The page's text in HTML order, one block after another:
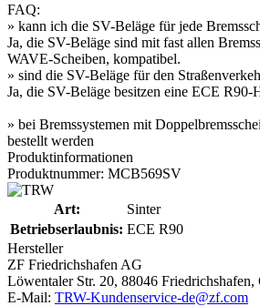
FAQ:
» kann ich die SV-Beläge für jede
Ja, die SV-Beläge sind mit fast allen
WAVE-Scheiben, kompatibel.
» sind die SV-Beläge für den
Ja, die SV-Beläge besitzen eine ECE R90-
» bei Bremssystemen mit
bestellt werden
Produktinformationen
Produktnummer: MCB569SV
Art:
Sinter
Betriebserlaubnis: ECE R90
Hersteller
ZF Friedrichshafen AG
Löwentaler Str. 20, 88046 Friedrichshafen,
E-Mail: TRW-Kundenservice-de@zf.com